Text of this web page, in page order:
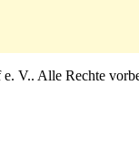
V.. Alle Rechte